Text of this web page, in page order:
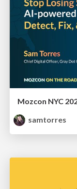
Mozcon NYC
samtorres